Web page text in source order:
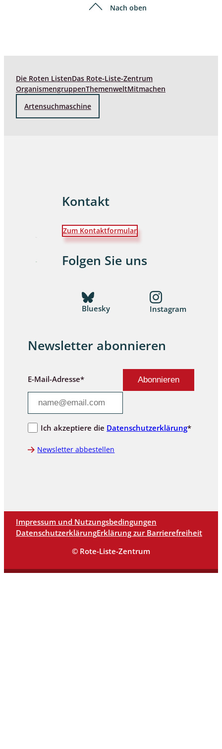
Nach oben
Die Roten ListenDas Rote-Liste-Zentrum
OrganismengruppenThemenweltMitmachen
Artensuchmaschine
Kontakt
Zum Kontaktformular
Folgen Sie uns
Bluesky Instagram
Newsletter abonnieren
E-Mail-Adresse*
Ich akzeptiere die Datenschutzerklärung*
Newsletter abbestellen
Impressum und Nutzungsbedingungen
DatenschutzerklärungErklärung zur Barrierefreiheit
© Rote-Liste-Zentrum